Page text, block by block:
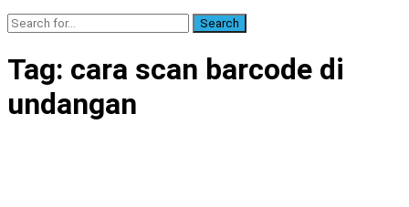
Search
Tag: cara scan barcode di
undangan